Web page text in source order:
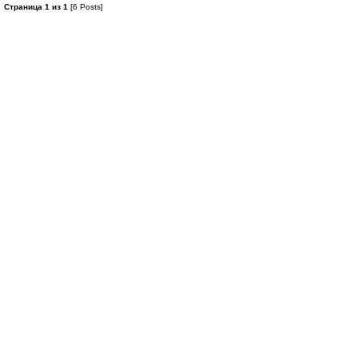
Страница 1 из 1 [6 Posts]